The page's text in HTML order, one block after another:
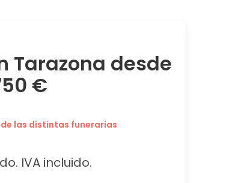
Tarazona desde
€
las distintas funerarias
IVA incluido.